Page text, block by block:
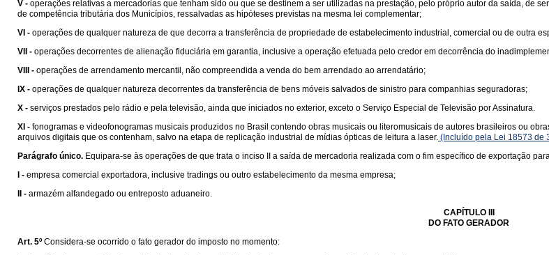
V - operações relativas a mercadorias que tenham sido ou que se destinem a ser utilizadas na prestação, pelo próprio autor da saída, de
de competência tributária dos Municípios, ressalvadas as hipóteses previstas na mesma lei complementar;
VI - operações de qualquer natureza de que decorra a transferência de propriedade de estabelecimento industrial, comercial ou de outra
VII - operações decorrentes de alienação fiduciária em garantia, inclusive a operação efetuada pelo credor em decorrência do
VIII - operações de arrendamento mercantil, não compreendida a venda do bem arrendado ao arrendatário;
IX - operações de qualquer natureza decorrentes da transferência de bens móveis salvados de sinistro para companhias seguradoras;
X - serviços prestados pelo rádio e pela televisão, ainda que iniciados no exterior, exceto o Serviço Especial de Televisão por Assinatura.
XI - fonogramas e videofonogramas musicais produzidos no Brasil contendo obras musicais ou literomusicais de autores brasileiros ou
arquivos digitais que os contenham, salvo na etapa de replicação industrial de mídias ópticas de leitura a laser. (Incluído pela Lei 18573 de
Parágrafo único. Equipara-se às operações de que trata o inciso II a saída de mercadoria realizada com o fim específico de exportação
I - empresa comercial exportadora, inclusive tradings ou outro estabelecimento da mesma empresa;
II - armazém alfandegado ou entreposto aduaneiro.
CAPÍTULO III
DO FATO GERADOR
Art. 5º Considera-se ocorrido o fato gerador do imposto no momento: